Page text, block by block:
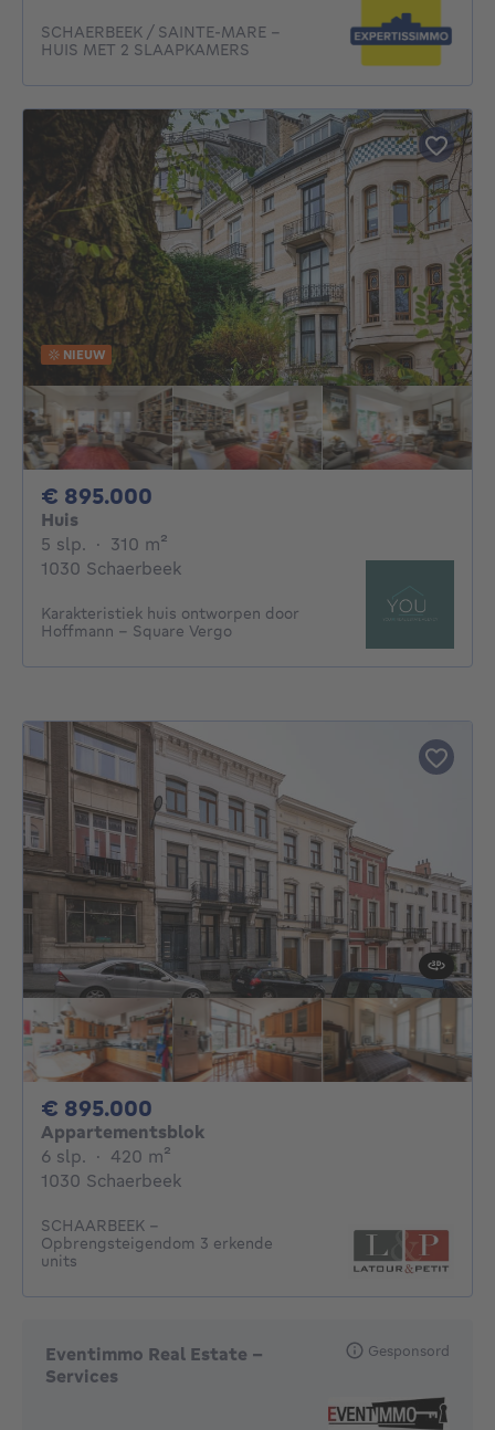
SCHAERBEEK / SAINTE-MARE -
HUIS MET 2 SLAAPKAMERS
NIEUW
€ 895.000
Huis
5 slp. 5 slaapkamers
· 310 m²
1030 Schaerbeek
Karakteristiek huis ontworpen door
Hoffmann – Square Vergo
€ 895.000
Appartementsblok
6 slp. 6 slaapkamers
· 420 m²
1030 Schaerbeek
SCHAARBEEK –
Opbrengsteigendom 3 erkende
units
Eventimmo Real Estate -
Services
Gesponsord